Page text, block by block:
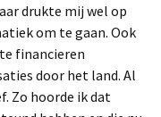
drukte mij wel op
om te gaan. Ook
financieren
door het land. Al
Zo hoorde ik dat